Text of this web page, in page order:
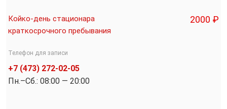
Койко-день стационара
краткосрочного пребывания
2000 ₽
Телефон для записи
+7 (473) 272-02-05
Пн.–Cб.: 08:00 — 20:00